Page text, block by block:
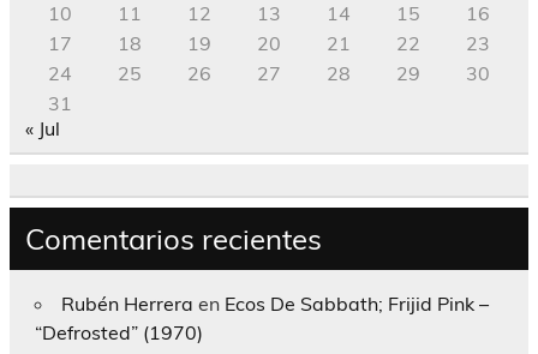
10
11 12 13 14 15
16
17
18 19 20 21 22
23
24
25 26 27 28 29
30
31
« Jul
Comentarios recientes
Rubén Herrera en Ecos De Sabbath; Frijid Pink –
“Defrosted” (1970)